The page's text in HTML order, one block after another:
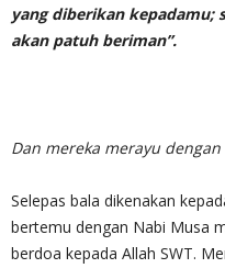
yang diberikan kepadamu;
akan patuh beriman”.
Dan mereka merayu
Selepas bala dikenakan
bertemu dengan Nabi Musa
berdoa kepada Allah SWT.